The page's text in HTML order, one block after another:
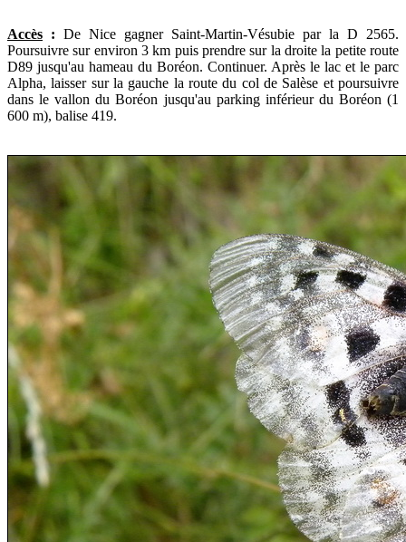
Accès : De Nice gagner Saint-Martin-Vésubie par la D 2565.
Poursuivre sur environ 3 km puis prendre sur la droite la petite route
D89 jusqu'au hameau du Boréon. Continuer. Après le lac et le parc
Alpha, laisser sur la gauche la route du col de Salèse et poursuivre
dans le vallon du Boréon jusqu'au parking inférieur du Boréon (1
600 m), balise 419.